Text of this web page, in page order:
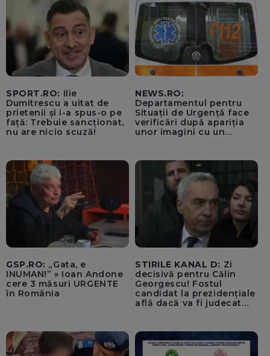
SPORT.RO: Ilie
Dumitrescu a uitat de
prietenii și i-a spus-o pe
față: Trebuie sancționat,
nu are nicio scuză!
NEWS.RO:
Departamentul pentru
Situații de Urgență face
verificări după apariția
unor imagini cu un
pentru cumpărături în
timp ce transporta un
pacient către spital
GSP.RO: „Gata, e
INUMAN!” » Ioan Andone
cere 3 măsuri URGENTE
în România
STIRILE KANAL D: Zi
decisivă pentru Călin
Georgescu! Fostul
candidat la prezidențiale
află dacă va fi judecat